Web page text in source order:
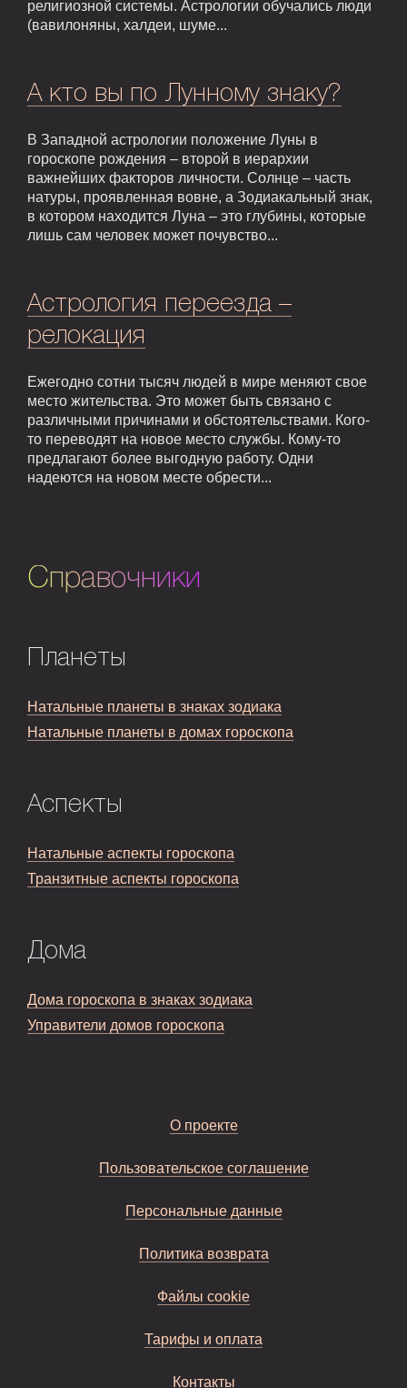
религиозной системы. Астрологии обучались люди
(вавилоняны, халдеи, шуме...
А кто вы по Лунному знаку?
В Западной астрологии положение Луны в
гороскопе рождения – второй в иерархии
важнейших факторов личности. Солнце – часть
натуры, проявленная вовне, а Зодиакальный знак,
в котором находится Луна – это глубины, которые
лишь сам человек может почувство...
Астрология переезда –
релокация
Ежегодно сотни тысяч людей в мире меняют свое
место жительства. Это может быть связано с
различными причинами и обстоятельствами. Кого-
то переводят на новое место службы. Кому-то
предлагают более выгодную работу. Одни
надеются на новом месте обрести...
Справочники
Планеты
Натальные планеты в знаках зодиака
Натальные планеты в домах гороскопа
Аспекты
Натальные аспекты гороскопа
Транзитные аспекты гороскопа
Дома
Дома гороскопа в знаках зодиака
Управители домов гороскопа
О проекте
Пользовательское соглашение
Персональные данные
Политика возврата
Файлы cookie
Тарифы и оплата
Контакты